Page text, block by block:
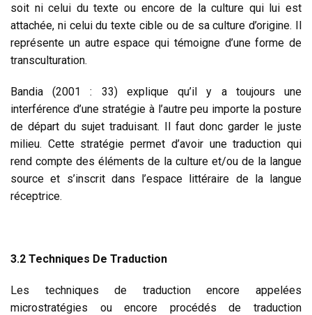
soit ni celui du texte ou encore de la culture qui lui est
attachée, ni celui du texte cible ou de sa culture d’origine. Il
représente un autre espace qui témoigne d’une forme de
transculturation.
Bandia (2001 : 33) explique qu’il y a toujours une
interférence d’une stratégie à l’autre peu importe la posture
de départ du sujet traduisant. Il faut donc garder le juste
milieu. Cette stratégie permet d’avoir une traduction qui
rend compte des éléments de la culture et/ou de la langue
source et s’inscrit dans l’espace littéraire de la langue
réceptrice.
3.2 Techniques De Traduction
Les techniques de traduction encore appelées
microstratégies ou encore procédés de traduction